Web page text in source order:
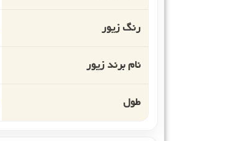
رنگ زیور
نام برند زیور
طول